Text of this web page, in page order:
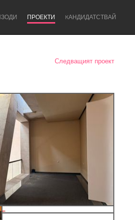
ПРОЕКТИ KАНДИДАТСТВАЙ
Newcastle
Следващият проект